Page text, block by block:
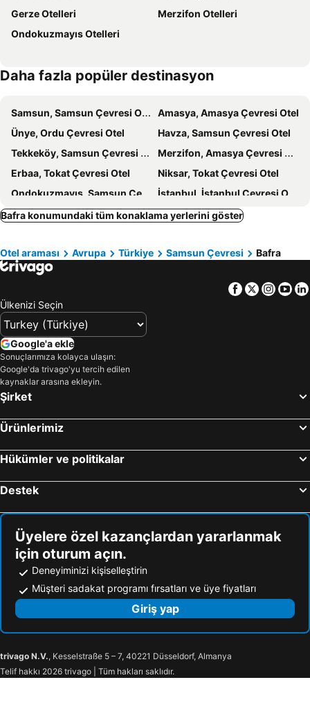
Gerze Otelleri
Merzifon Otelleri
Ondokuzmayıs Otelleri
Daha fazla popüler destinasyon
Samsun, Samsun Çevresi Otel
Amasya, Amasya Çevresi Otel
Ünye, Ordu Çevresi Otel
Havza, Samsun Çevresi Otel
Tekkeköy, Samsun Çevresi Otel
Merzifon, Amasya Çevresi Otel
Erbaa, Tokat Çevresi Otel
Niksar, Tokat Çevresi Otel
Ondokuzmayıs, Samsun Çevresi Otel
İstanbul, İstanbul Çevresi Otel
Antalya, Antalya Çevresi Otel
Alanya, Antalya Çevresi Otel
Marmaris, Muğla Çevresi Otel Bodrum, Muğla Çevresi Otel
Fethiye, Muğla Çevresi Otel
Bafra konumundaki tüm konaklama yerlerini göster
Otel araması Avrupa Türkiye Samsun Çevresi Bafra
Facebook
Twitter
Ülkenizi Seçin
Google'a ekle
Sonuçlarımıza kolayca ulaşın:
Google'da trivago'yu tercih edilen
kaynaklar arasına ekleyin.
Şirket
Ürünlerimiz
Hükümler ve politikalar
Destek
Üyelere özel kazançlardan yararlanmak
için oturum açın.
Deneyiminizi kişiselleştirin
Müşteri sadakat programı fırsatları ve üye fiyatları
Giriş yap
trivago N.V., Kesselstraße 5 – 7, 40221 Düsseldorf, Almanya
Telif hakkı 2026 trivago | Tüm hakları saklıdır.